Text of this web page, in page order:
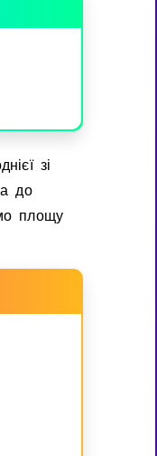
зi
до
площу